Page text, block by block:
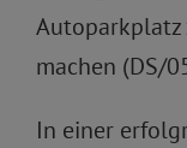
Autoparkplatz
machen (DS/
In einer